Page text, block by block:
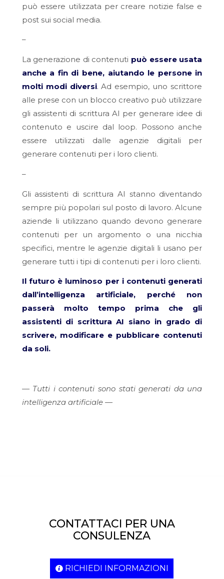
può essere utilizzata per creare notizie false e
post sui social media.
–
La generazione di contenuti può essere usata
anche a fin di bene, aiutando le persone in
molti modi diversi. Ad esempio, uno scrittore
alle prese con un blocco creativo può utilizzare
gli assistenti di scrittura AI per generare idee di
contenuto e uscire dal loop. Possono anche
essere utilizzati dalle agenzie digitali per
generare contenuti per i loro clienti.
–
Gli assistenti di scrittura AI stanno diventando
sempre più popolari sul posto di lavoro. Alcune
aziende li utilizzano quando devono generare
contenuti per un argomento o una nicchia
specifici, mentre le agenzie digitali li usano per
generare tutti i tipi di contenuti per i loro clienti.
Il futuro è luminoso per i contenuti generati
dall’intelligenza artificiale, perché non
passerà molto tempo prima che gli
assistenti di scrittura AI siano in grado di
scrivere, modificare e pubblicare contenuti
da soli.
— Tutti i contenuti sono stati generati da una
intelligenza artificiale —
CONTATTACI PER UNA
CONSULENZA
RICHIEDI INFORMAZIONI